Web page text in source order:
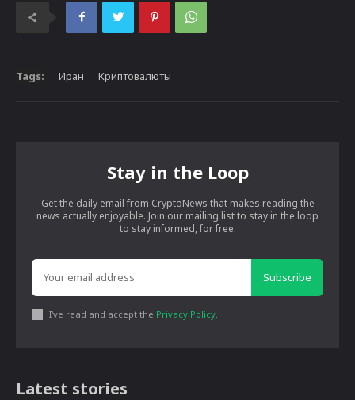
Tags: Иран Криптовалюты
Stay in the Loop
Get the daily email from CryptoNews that makes reading the
news actually enjoyable. Join our mailing list to stay in the loop
to stay informed, for free.
Subscribe
I've read and accept the Privacy Policy
Latest stories